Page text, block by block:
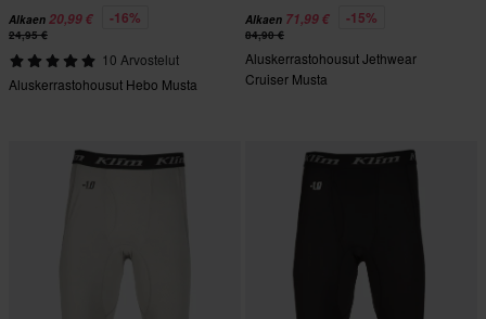
Alkaen 20,99 € -16%
24,95 €
10 Arvostelut
Aluskerrastohousut Hebo Musta
Alkaen 71,99 € -15%
84,90 €
Aluskerrastohousut Jethwear
Cruiser Musta